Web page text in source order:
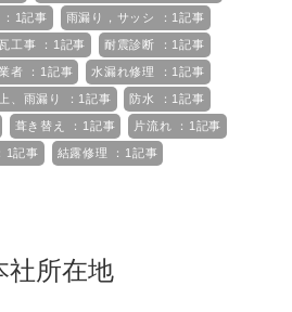
1記事 雨漏り，サッシ ：1記事
工事 ：1記事 耐震診断 ：1記事
者 ：1記事 水漏れ修理 ：1記事
、雨漏り ：1記事 防水 ：1記事
葺き替え ：1記事 片流れ ：1記事
1記事 結露修理 ：1記事
社所在地